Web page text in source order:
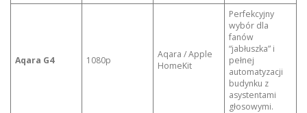
Aqara G4 1080p
Aqara / Apple
HomeKit
Perfekcyjny
wybór dla
fanów
“jabłuszka” i
pełnej
automatyzacji
budynku z
asystentami
głosowymi.